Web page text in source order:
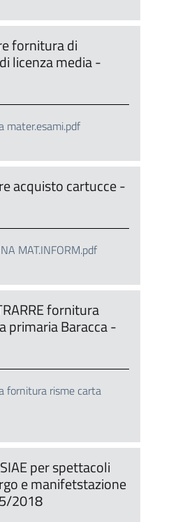
fornitura di
licenza media -
mater.esami.pdf
acquisto cartucce -
MAT.INFORM.pdf
fornitura
primaria Baracca -
fornitura risme carta
per spettacoli
e manifetstazione
2018